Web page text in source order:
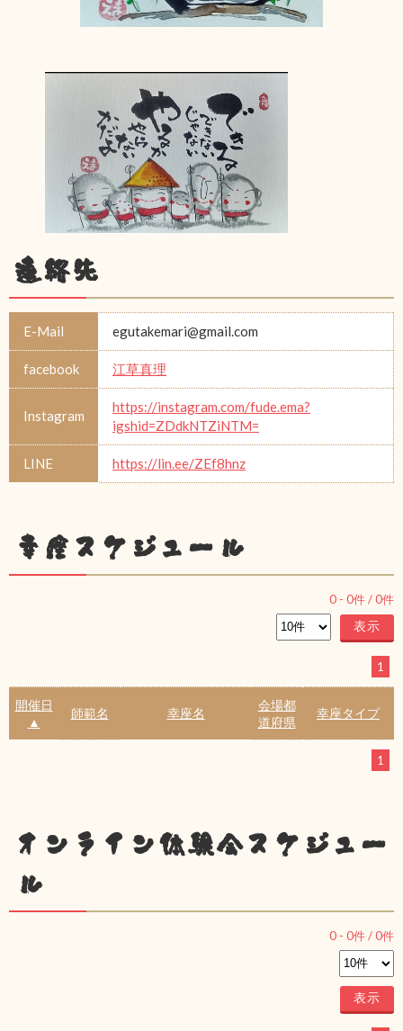
連絡先
E-Mail egutakemari@gmail.com
facebook 江草真理
Instagram
https://instagram.com/fude.ema?
igshid=ZDdkNTZiNTM=
LINE https://lin.ee/ZEf8hnz
幸座スケジュール
0 - 0件 /0件
1
開催日
▲
師範名 幸座名
会場都
道府県
幸座タイプ
1
オンライン体験会スケジュー
ル
0 - 0件 /0件